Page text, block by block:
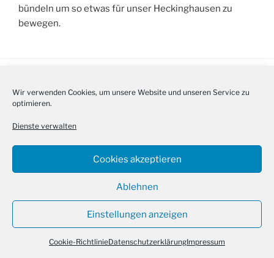
Wir verwenden Cookies, um unsere Website und unseren Service zu
optimieren.
Dienste verwalten
Cookies akzeptieren
Ablehnen
Einstellungen anzeigen
Cookie-RichtlinieDatenschutzerklärungImpressum
bündeln um so etwas für unser Heckinghausen zu
bewegen.
Richtlinie
Datenschutzerklärung